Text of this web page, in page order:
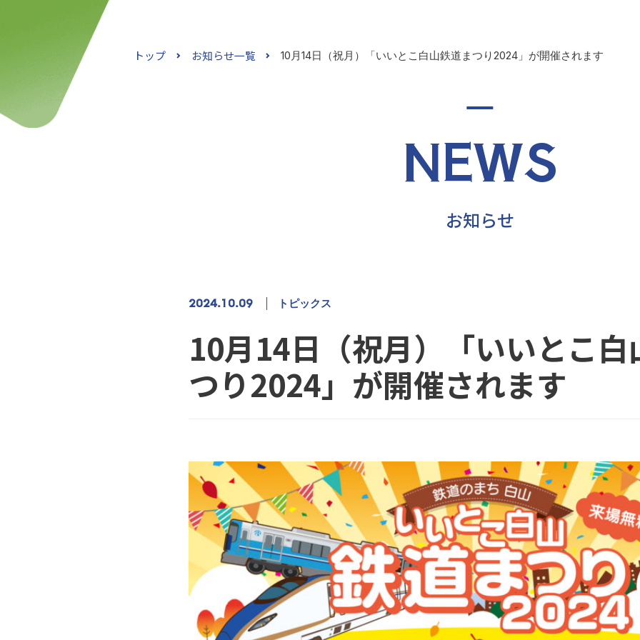
トップ お知らせ一覧 10月14日（祝月）「いいとこ白山鉄道まつり2024」が開催されます
NEWS
お知らせ
2024.10.09 トピックス
10月14日（祝月）「いいとこ白
つり2024」が開催されます